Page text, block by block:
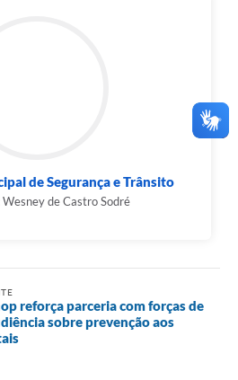
de Segurança e Trânsito
de Castro Sodré
reforça parceria com forças de
sobre prevenção aos